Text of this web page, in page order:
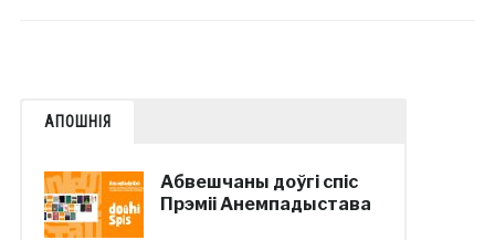
АПОШНІЯ
Абвешчаны доўгі спіс
Прэміі Анемпадыстава